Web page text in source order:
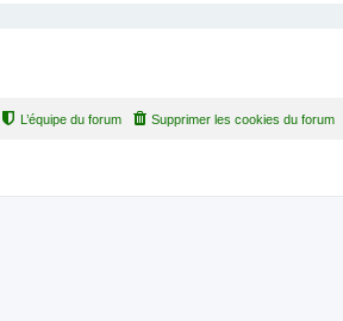
Supprimer les cookies du forum
L’équipe du forum